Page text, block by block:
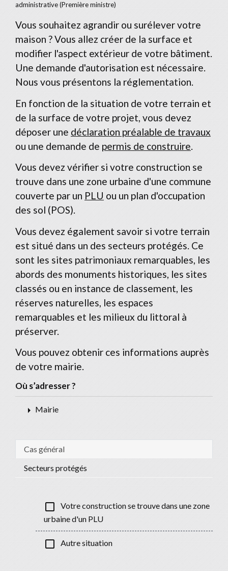
administrative (Première ministre)
Vous souhaitez agrandir ou surélever votre
maison ? Vous allez créer de la surface et
modifier l'aspect extérieur de votre bâtiment.
Une demande d'autorisation est nécessaire.
Nous vous présentons la réglementation.
En fonction de la situation de votre terrain et
de la surface de votre projet, vous devez
déposer une déclaration préalable de travaux
ou une demande de permis de construire.
Vous devez vérifier si votre construction se
trouve dans une zone urbaine d'une commune
couverte par un PLU ou un plan d'occupation
des sol (POS).
Vous devez également savoir si votre terrain
est situé dans un des secteurs protégés. Ce
sont les sites patrimoniaux remarquables, les
abords des monuments historiques, les sites
classés ou en instance de classement, les
réserves naturelles, les espaces
remarquables et les milieux du littoral à
préserver.
Vous pouvez obtenir ces informations auprès
de votre mairie.
Où s’adresser ?
arrow_right Mairie
Cas général
Secteurs protégés
check_box_outline_blank
Votre construction se trouve dans une zone
urbaine d'un PLU
check_box_outline_blank Autre situation